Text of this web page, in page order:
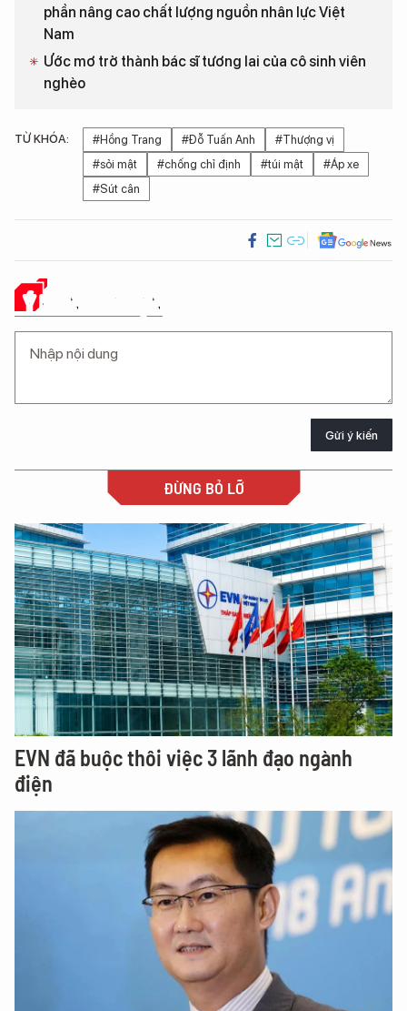
phần nâng cao chất lượng nguồn nhân lực Việt
Nam
Ước mơ trở thành bác sĩ tương lai của cô sinh viên
nghèo
TỪ KHÓA: #Hồng Trang #Đỗ Tuấn Anh
#Thượng vị
#sỏi mật
#chống chỉ định #túi mật
#Áp xe
#Sút cân
Ý KIẾN CỦA BẠN
Gửi ý kiến
ĐỪNG BỎ LỠ
EVN đã buộc thôi việc 3 lãnh đạo ngành
điện